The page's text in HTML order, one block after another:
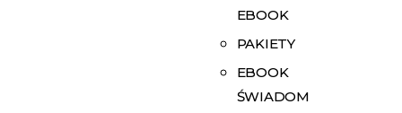
EBOOK
PAKIETY
EBOOK
ŚWIADOM